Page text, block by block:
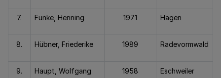
7. Funke, Henning 1971 Hagen
8. Hübner, Friederike 1989 Radevormwald
9. Haupt, Wolfgang 1958 Eschweiler